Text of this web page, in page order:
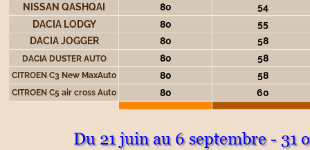
NISSAN QASHQAI
80
54
DACIA LODGY
80
55
DACIA JOGGER
80 58
DACIA DUSTER AUTO 80 58
CITROEN C3 New MaxAuto 80 58
CITROEN C5 air cross Auto 80 60
Du 21 juin au 6 septembre - 31